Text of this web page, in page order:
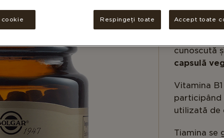
Solgar®
cunoscută
capsulă
Vitamina B1
utilizată de
Tiamina se
Respingeți toate Accept toate
cookie